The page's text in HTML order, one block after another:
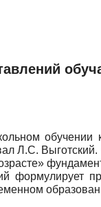
обучении
Л.С.
формулирует